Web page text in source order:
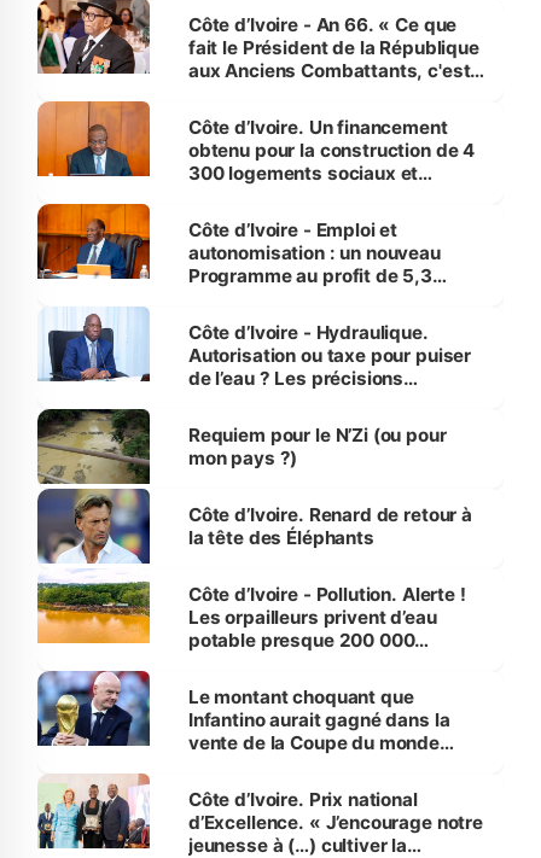
Côte d’Ivoire - An 66. « Ce que
fait le Président de la République
aux Anciens Combattants, c'est
Côte d’Ivoire. Un financement
obtenu pour la construction de 4
300 logements sociaux et
et Yamoussoukro
Côte d’Ivoire - Emploi et
autonomisation : un nouveau
Programme au profit de 5,3
Côte d’Ivoire - Hydraulique.
Autorisation ou taxe pour puiser
de l’eau ? Les précisions
Requiem pour le N’Zi (ou pour
mon pays ?)
Côte d’Ivoire. Renard de retour à
la tête des Éléphants
Côte d’Ivoire - Pollution. Alerte !
Les orpailleurs privent d’eau
potable presque 200 000
Le montant choquant que
Infantino aurait gagné dans la
vente de la Coupe du monde
Côte d’Ivoire. Prix national
d’Excellence. « J’encourage notre
jeunesse à (…) cultiver la